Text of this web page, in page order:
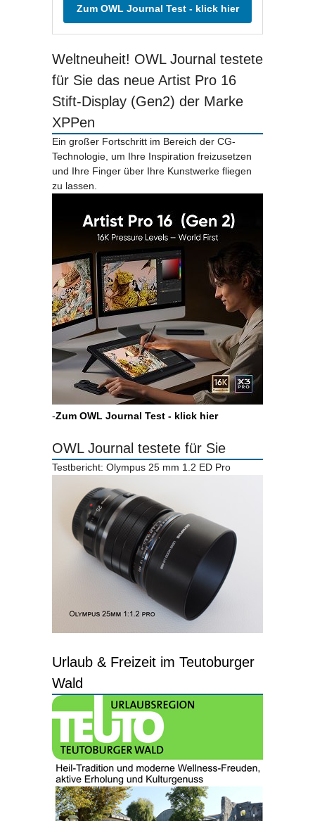
Zum OWL Journal Test - klick hier
Weltneuheit! OWL Journal testete
für Sie das neue Artist Pro 16
Stift-Display (Gen2) der Marke
XPPen
Ein großer Fortschritt im Bereich der CG-
Technologie, um Ihre Inspiration freizusetzen
und Ihre Finger über Ihre Kunstwerke fliegen
zu lassen.
-Zum OWL Journal Test - klick hier
OWL Journal testete für Sie
Testbericht: Olympus 25 mm 1.2 ED Pro
Urlaub & Freizeit im Teutoburger
Wald